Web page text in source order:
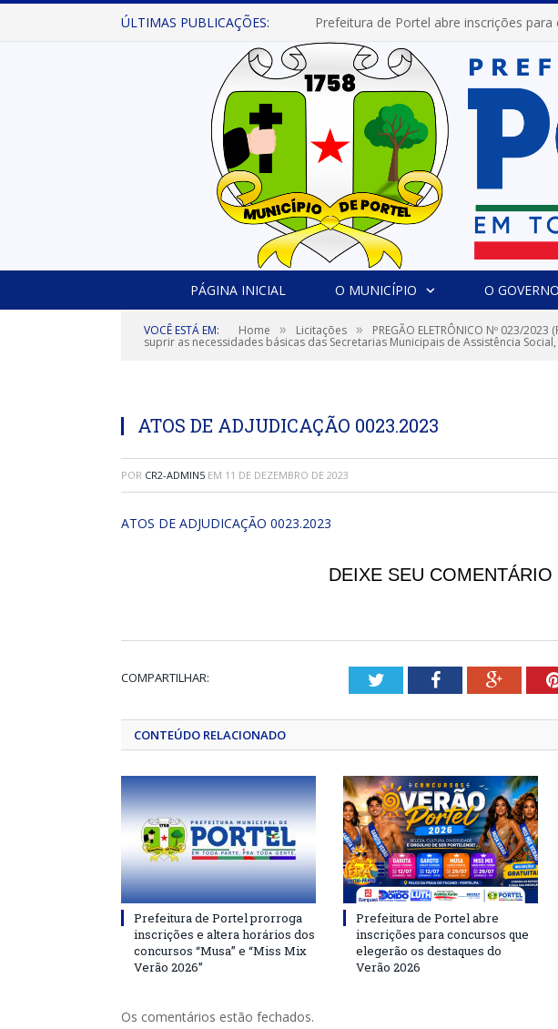
ÚLTIMAS PUBLICAÇÕES:
PÁGINA INICIAL O MUNICÍPIO O GOVERNO
VOCÊ ESTÁ EM: Home » Licitações » PREGÃO ELETRÔNICO Nº 023/
suprir as necessidades básicas das Secretarias Municipais de Assistência Social,
ATOS DE ADJUDICAÇÃO 0023.2023
POR CR2-ADMIN5 EM 11 DE DEZEMBRO DE 2023
ATOS DE ADJUDICAÇÃO 0023.2023
DEIXE SEU COMENTÁRIO
COMPARTILHAR: TwitterFacebook
CONTEÚDO RELACIONADO
Prefeitura de Portel prorroga
inscrições e altera horários dos
concursos “Musa” e “Miss Mix
Verão 2026”
Prefeitura de Portel abre
inscrições para concursos que
elegerão os destaques do
Verão 2026
Os comentários estão fechados.